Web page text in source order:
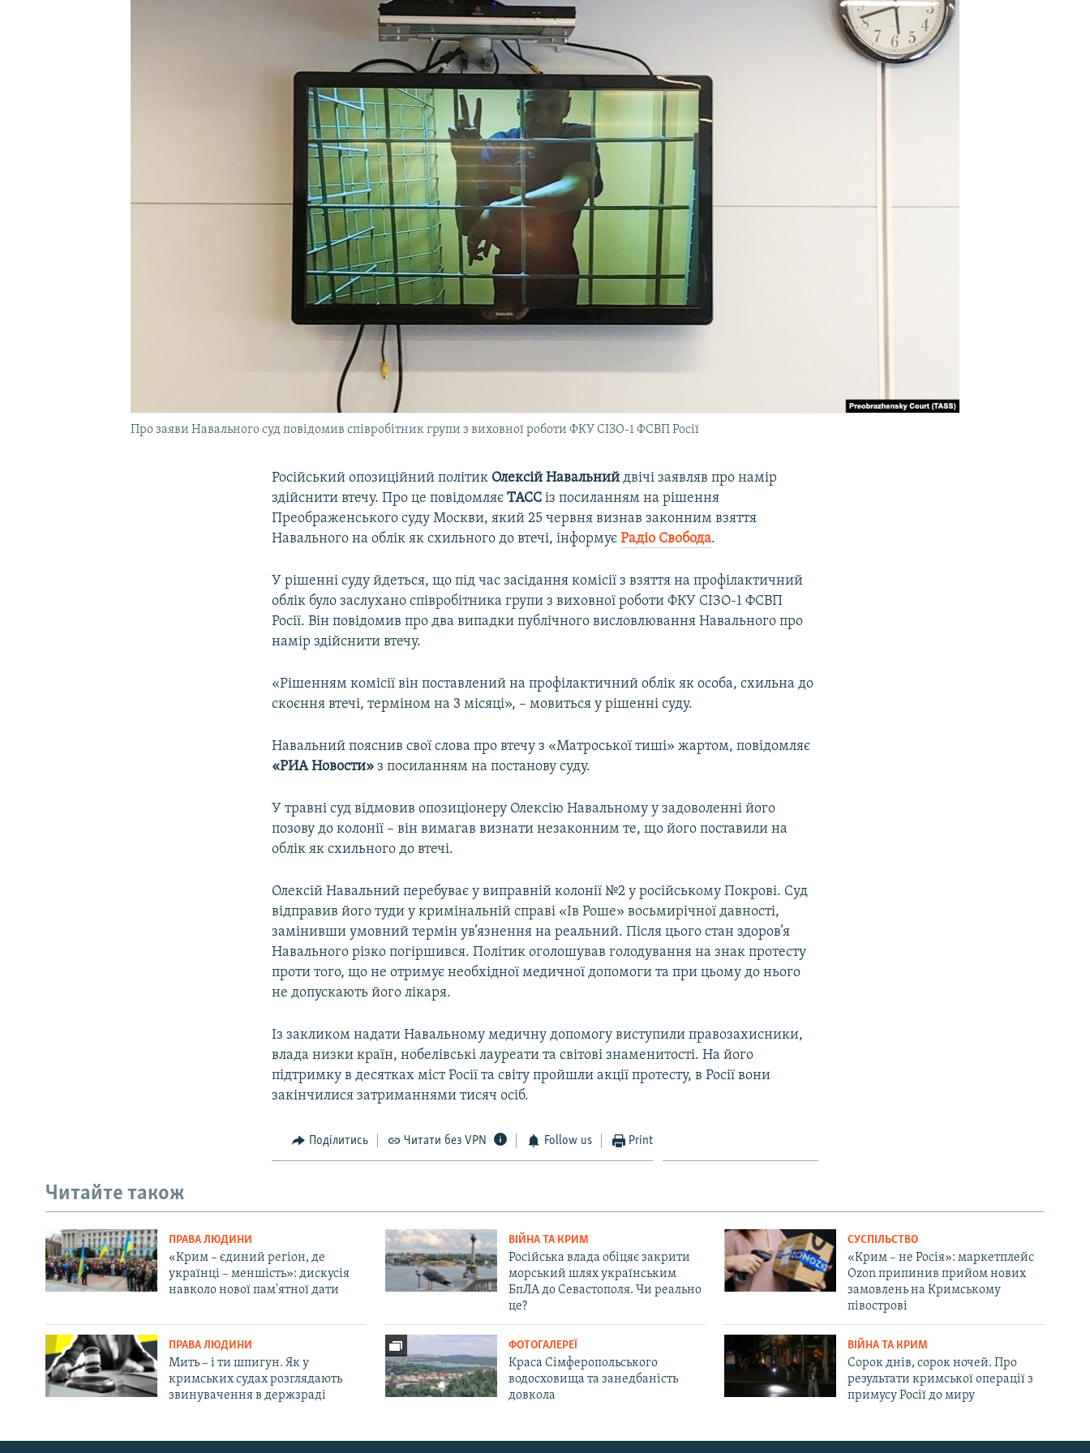
Русский
Про заяви Навального суд повідомив співробітник групи з виховної роботи ФКУ СІЗО-1 ФСВП Росії
Російський опозиційний політик Олексій Навальний двічі заявляв про намір
здійснити втечу. Про це повідомляєТАСС із посиланням на рішення
Преображенського суду Москви, який 25 червня визнав законним взяття
Навального на облік як схильного до втечі, інформуєРадіо Свобода.
У рішенні суду йдеться, що під час засідання комісії з взяття на профілактичний
облік було заслухано співробітника групи з виховної роботи ФКУ СІЗО-1 ФСВП
Росії. Він повідомив про два випадки публічного висловлювання Навального про
намір здійснити втечу.
«Рішенням комісії він поставлений на профілактичний облік як особа, схильна до
скоєння втечі, терміном на 3 місяці», – мовиться у рішенні суду.
Навальний пояснив свої слова про втечу з «Матроської тиші» жартом, повідомляє
«РИА Новости» з посиланням на постанову суду.
У травні суд відмовив опозиціонеру Олексію Навальному у задоволенні його
позову до колонії – він вимагав визнати незаконним те, що його поставили на
облік як схильного до втечі.
Олексій Навальний перебуває у виправній колонії №2 у російському Покрові. Суд
відправив його туди у кримінальній справі «Ів Роше» восьмирічної давності,
замінивши умовний термін ув’язнення на реальний. Після цього стан здоров’я
Навального різко погіршився. Політик оголошував голодування на знак протесту
проти того, що не отримує необхідної медичної допомоги та при цьому до нього
не допускають його лікаря.
Із закликом надати Навальному медичну допомогу виступили правозахисники,
влада низки країн, нобелівські лауреати та світові знаменитості. На його
підтримку в десятках міст Росії та світу пройшли акції протесту, в Росії вони
закінчилися затриманнями тисяч осіб.
Поділитись Читати без VPN Follow us Print
Читайте також
ПРАВА ЛЮДИНИ
«Крим – єдиний регіон, де
українці – меншість»: дискусія
навколо нової пам'ятної дати
ВІЙНА ТА КРИМ
Російська влада обіцяє закрити
морський шлях українським
БпЛА до Севастополя. Чи реально
це?
СУСПІЛЬСТВО
«Крим – не Росія»: маркетплейс
Ozon припинив прийом нових
замовлень на Кримському
півострові
ПРАВА ЛЮДИНИ
Мить – і ти шпигун. Як у
кримських судах розглядають
звинувачення в держзраді
ФОТОГАЛЕРЕЇ
Краса Сімферопольського
водосховища та занедбаність
довкола
ВІЙНА ТА КРИМ
Сорок днів, сорок ночей. Про
результати кримської операції з
примусу Росії до миру